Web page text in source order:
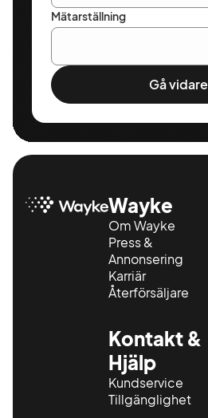
Mätarställning
Gå vidare
Wayke
Om Wayke
Press &
Annonsering
Karriär
Återförsäljare
Kontakt &
Hjälp
Kundservice
Tillgänglighet